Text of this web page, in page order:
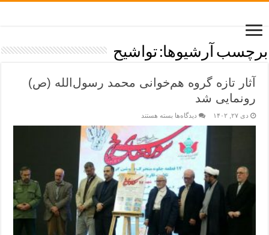
برچسب آرشیوها:تواشیح
آثار تازه گروه هم‌خوانی محمد رسول‌الله (ص)
رونمایی شد
دی ۲۷, ۱۴۰۲ دیدگاه‌ها بسته هستند